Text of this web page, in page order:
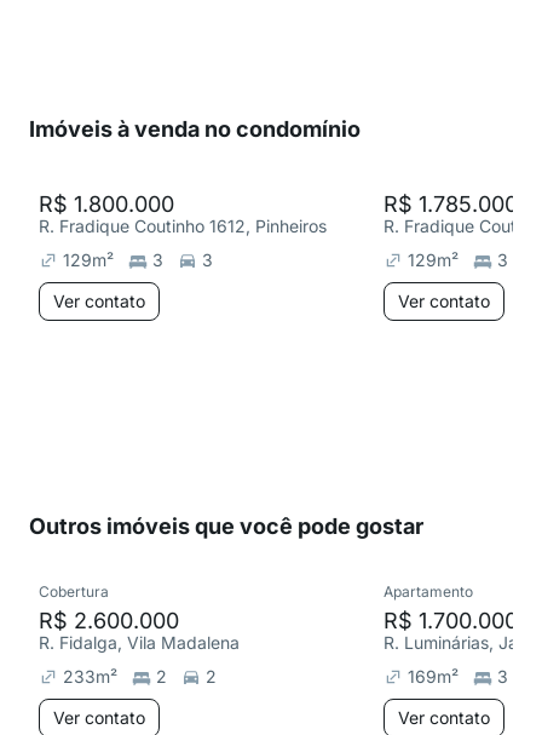
Imóveis à venda no condomínio
R$ 1.800.000
R. Fradique Coutinho 1612, Pinheiros
129m² 3
3
Ver contato
R$ 1.785.000
R. Fradique
129m²
3
Ver contato
Outros imóveis que você pode gostar
Cobertura
R$ 2.600.000
R. Fidalga, Vila Madalena
233m² 2
2
Ver contato
Apartamento
R$ 1.700.000
R. Luminárias,
169m²
3
Ver contato